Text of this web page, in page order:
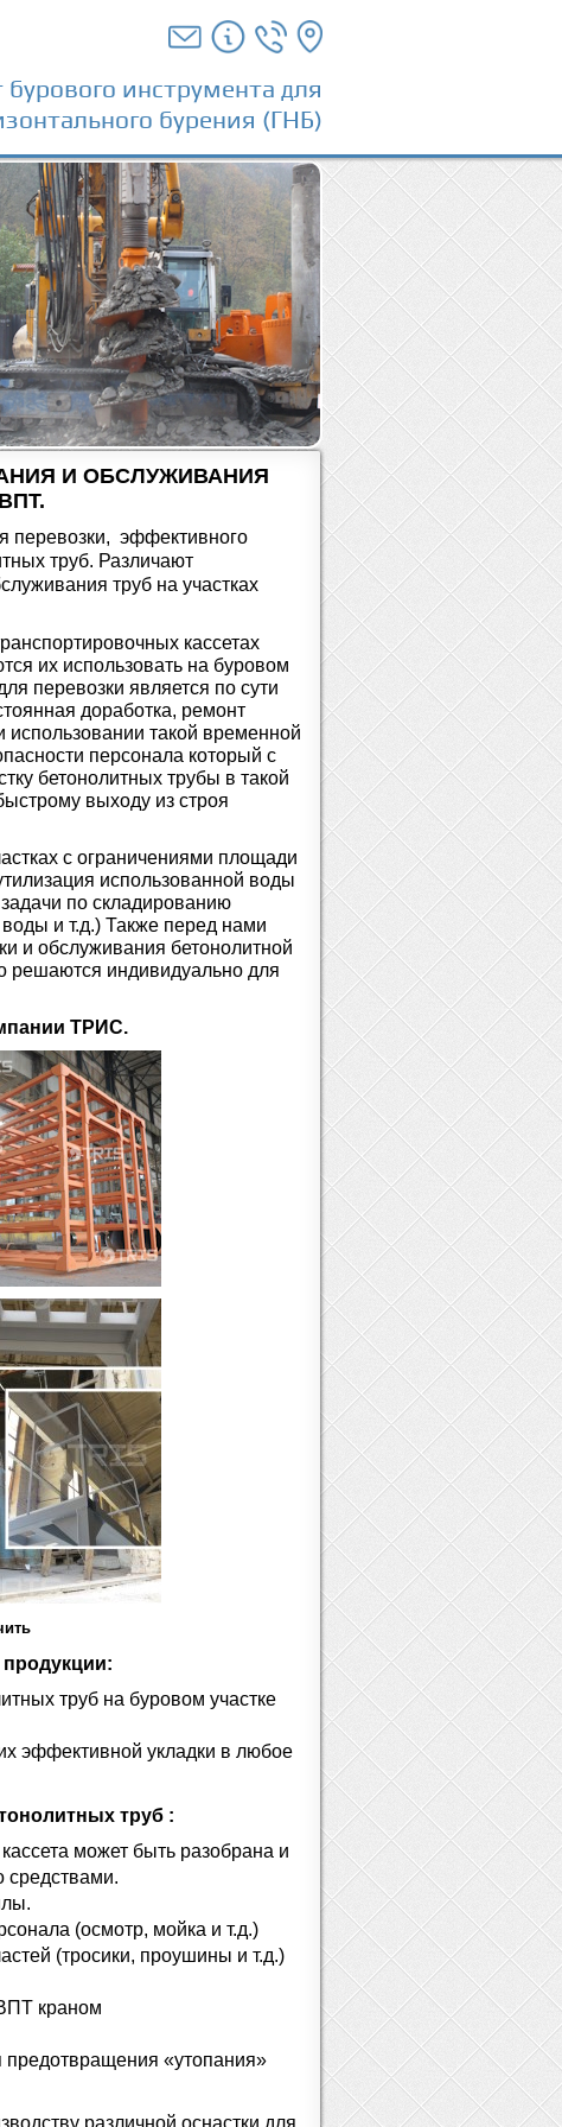
инструмента для
бурения (ГНБ)
И ОБСЛУЖИВАНИЯ
перевозки, эффективного
труб. Различают
труб на участках
кассетах
их использовать на буровом
перевозки является по сути
доработка, ремонт
такой временной
персонала который с
бетонолитных трубы в такой
выходу из строя
с ограничениями площади
использованной воды
по складированию
и т.д.) Также перед нами
и обслуживания бетонолитной
решаются индивидуально для
ТРИС.
труб на буровом участке
эффективной укладки в любое
труб :
может быть разобрана и
средствами.
(осмотр, мойка и т.д.)
(тросики, проушины и т.д.)
краном
«утопания»
различной оснастки для